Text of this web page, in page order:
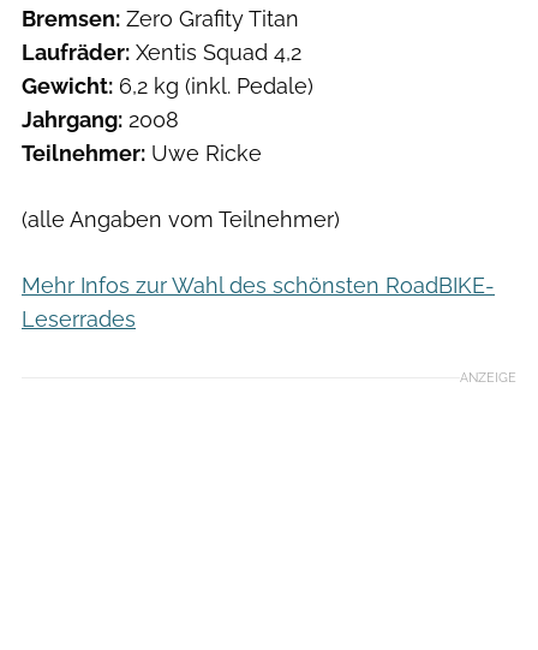
Bremsen: Zero Grafity Titan
Laufräder: Xentis Squad 4,2
Gewicht: 6,2 kg (inkl. Pedale)
Jahrgang: 2008
Teilnehmer: Uwe Ricke
(alle Angaben vom Teilnehmer)
Mehr Infos zur Wahl des schönsten RoadBIKE-
Leserrades
ANZEIGE